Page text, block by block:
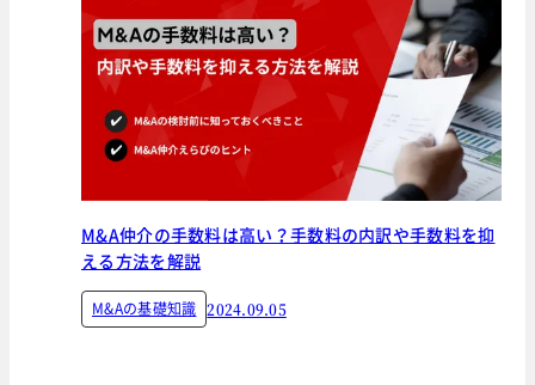
M&A仲介の手数料は高い？手数料の内訳や手数料を抑
える方法を解説
M&Aの基礎知識 2024.09.05